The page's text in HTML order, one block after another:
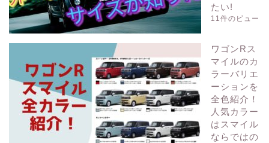
たい!
11件のビュー
ワゴンRス
マイルのカ
ラーバリエ
ーションを
全色紹介！
人気カラー
はスマイル
ならではの